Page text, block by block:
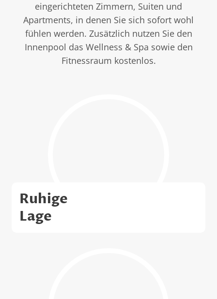
eingerichteten Zimmern, Suiten und
Apartments, in denen Sie sich sofort wohl
fühlen werden. Zusätzlich nutzen Sie den
Innenpool das Wellness & Spa sowie den
Fitnessraum kostenlos.
Ruhige
Lage